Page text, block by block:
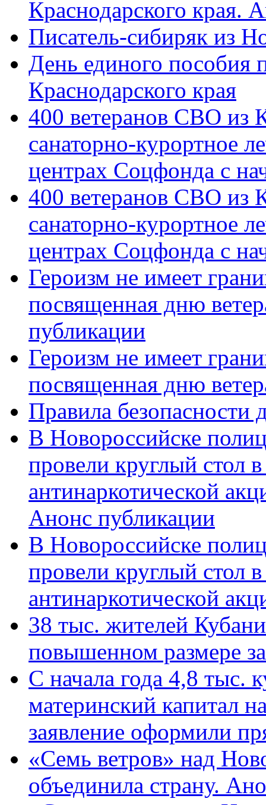
Краснодарского края.
Писатель-сибиряк из
День единого пособия
Краснодарского края
400 ветеранов СВО из
санаторно-курортное
центрах Соцфонда с
400 ветеранов СВО из
санаторно-курортное
центрах Соцфонда с
Героизм не имеет
посвященная дню
публикации
Героизм не имеет
посвященная дню
Правила безопасности
В Новороссийске
провели круглый стол
антинаркотической
Анонс публикации
В Новороссийске
провели круглый стол
антинаркотической
38 тыс. жителей
повышенном размере
С начала года 4,8 тыс.
материнский капитал
заявление оформили
«Семь ветров» над
объединила страну.